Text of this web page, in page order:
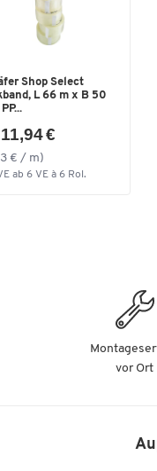
Shop Select
L 66 m x B 50
€
€ / m)
ab 6 VE à 6 Rol.
vor Ort